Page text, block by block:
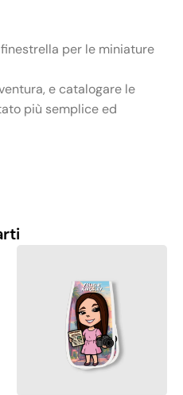
per le miniature
e catalogare le
più semplice ed